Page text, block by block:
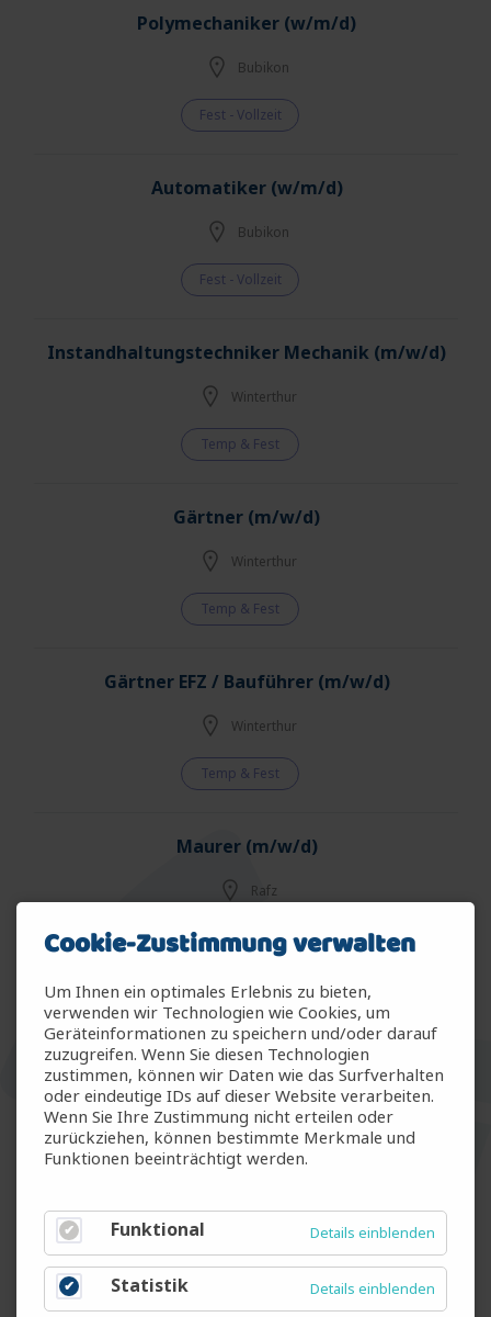
Polymechaniker (w/m/d)
Bubikon
Fest - Vollzeit
Automatiker (w/m/d)
Bubikon
Fest - Vollzeit
Instandhaltungstechniker Mechanik (m/w/d)
Winterthur
Temp & Fest
Gärtner (m/w/d)
Winterthur
Temp & Fest
Gärtner EFZ / Bauführer (m/w/d)
Winterthur
Temp & Fest
Maurer (m/w/d)
Rafz
Temp & Fest
Sanitärinstalateur EFZ (m/w/d)
Winterthur
Temp & Fest
Heizungsinstallateur EFZ (m/w/d)
Temp & Fest
Cookie-Zustimmung verwalten
Um Ihnen ein optimales Erlebnis zu bieten,
verwenden wir Technologien wie Cookies, um
Geräteinformationen zu speichern und/oder darauf
zuzugreifen. Wenn Sie diesen Technologien
zustimmen, können wir Daten wie das Surfverhalten
oder eindeutige IDs auf dieser Website verarbeiten.
Wenn Sie Ihre Zustimmung nicht erteilen oder
zurückziehen, können bestimmte Merkmale und
Funktionen beeinträchtigt werden.
Funktional Details einblenden
Statistik Details einblenden